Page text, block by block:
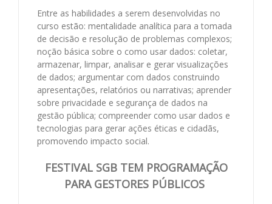
Entre as habilidades a serem desenvolvidas no
curso estão: mentalidade analítica para a tomada
de decisão e resolução de problemas complexos;
noção básica sobre o como usar dados: coletar,
armazenar, limpar, analisar e gerar visualizações
de dados; argumentar com dados construindo
apresentações, relatórios ou narrativas; aprender
sobre privacidade e segurança de dados na
gestão pública; compreender como usar dados e
tecnologias para gerar ações éticas e cidadãs,
promovendo impacto social.
FESTIVAL SGB TEM PROGRAMAÇÃO
PARA GESTORES PÚBLICOS